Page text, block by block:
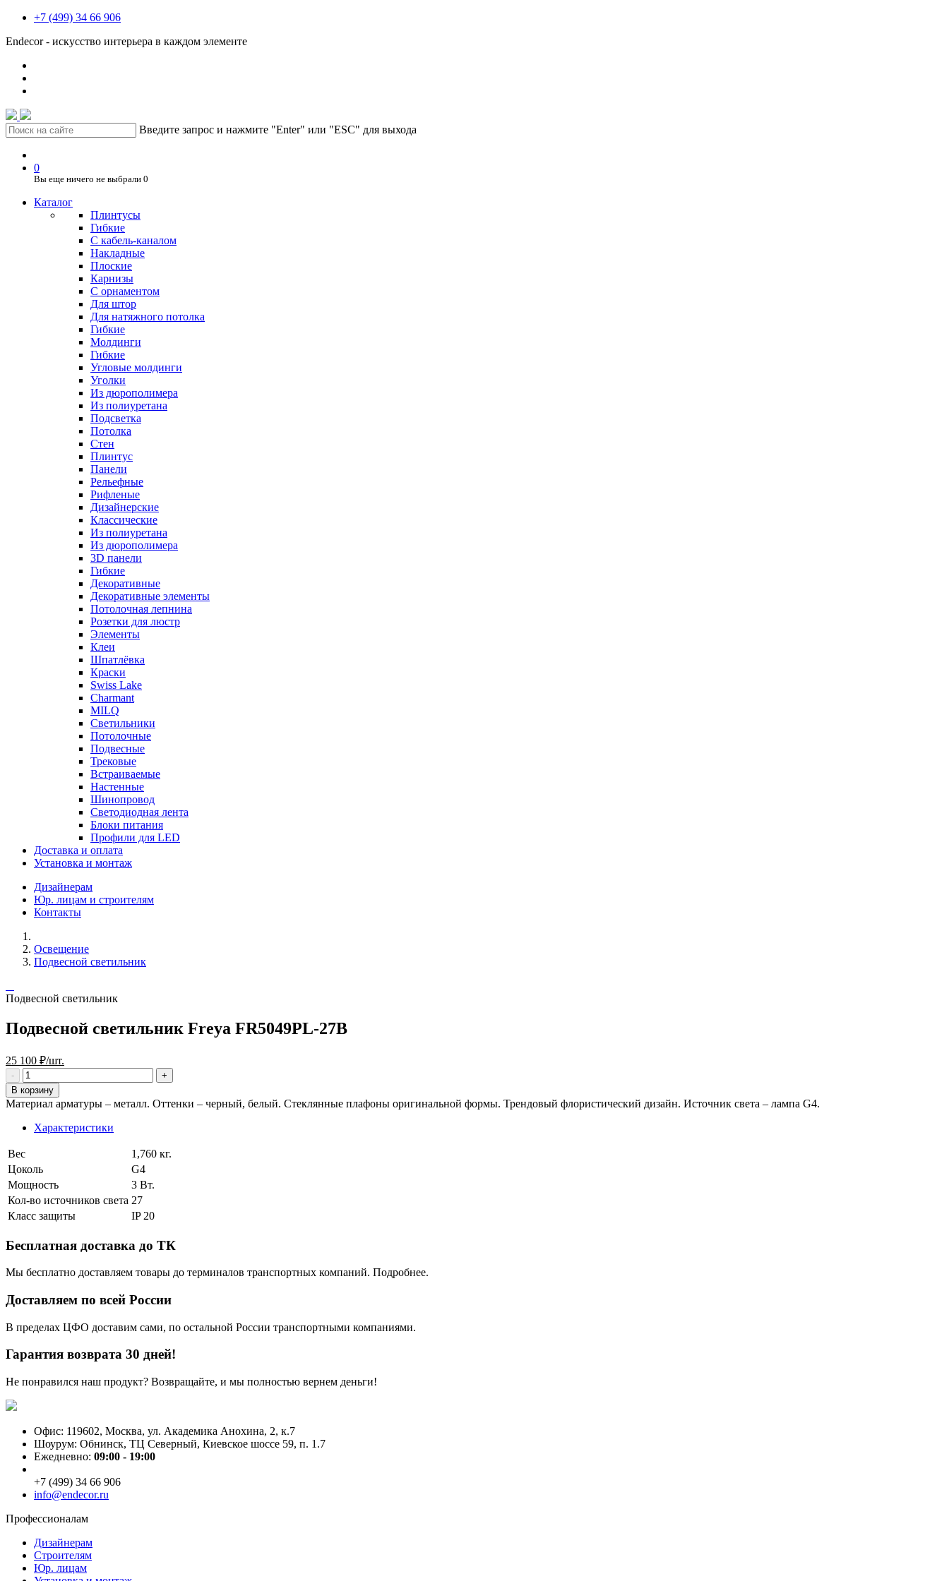
+7 (499) 34 66 906
Endecor - искусство интерьера в каждом элементе
Введите запрос и нажмите "Enter" или "ESC" для выхода
0
Вы еще ничего не выбрали 0
Каталог
Плинтусы
Гибкие
C кабель-каналом
Накладные
Плоские
Карнизы
С орнаментом
Для штор
Для натяжного потолка
Гибкие
Молдинги
Гибкие
Угловые молдинги
Уголки
Из дюрополимера
Из полиуретана
Подсветка
Потолка
Стен
Плинтус
Панели
Рельефные
Рифленые
Дизайнерские
Классические
Из полиуретана
Из дюрополимера
3D панели
Гибкие
Декоративные
Декоративные элементы
Потолочная лепнина
Розетки для люстр
Элементы
Клеи
Шпатлёвка
Краски
Swiss Lake
Charmant
MILQ
Светильники
Потолочные
Подвесные
Трековые
Встраиваемые
Настенные
Шинопровод
Светодиодная лента
Блоки питания
Профили для LED
Доставка и оплата
Установка и монтаж
Дизайнерам
Юр. лицам и строителям
Контакты
Освещение
Подвесной светильник
Подвесной светильник
Подвесной светильник Freya FR5049PL-27B
25 100 ₽/шт.
В корзину
Материал арматуры – металл. Оттенки – черный, белый. Стеклянные плафоны оригинальной формы. Трендовый флористический дизайн. Источник света – лампа G4.
Характеристики
Вес
1,760 кг.
Цоколь
G4
Мощность
3 Вт.
Кол-во источников света 27
Класс защиты
IP 20
Бесплатная доставка до ТК
Мы бесплатно доставляем товары до терминалов транспортных компаний. Подробнее.
Доставляем по всей России
В пределах ЦФО доставим сами, по остальной России транспортными компаниями.
Гарантия возврата 30 дней!
Не понравился наш продукт? Возвращайте, и мы полностью вернем деньги!
Офис: 119602, Москва, ул. Академика Анохина, 2, к.7
Шоурум: Обнинск, ТЦ Северный, Киевское шоссе 59, п. 1.7
Ежедневно: 09:00 - 19:00
+7 (499) 34 66 906
info@endecor.ru
Профессионалам
Дизайнерам
Строителям
Юр. лицам